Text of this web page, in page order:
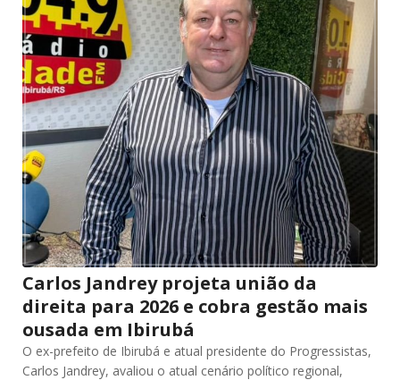
Carlos Jandrey projeta união da
direita para 2026 e cobra gestão mais
ousada em Ibirubá
O ex-prefeito de Ibirubá e atual presidente do Progressistas,
Carlos Jandrey, avaliou o atual cenário político regional,